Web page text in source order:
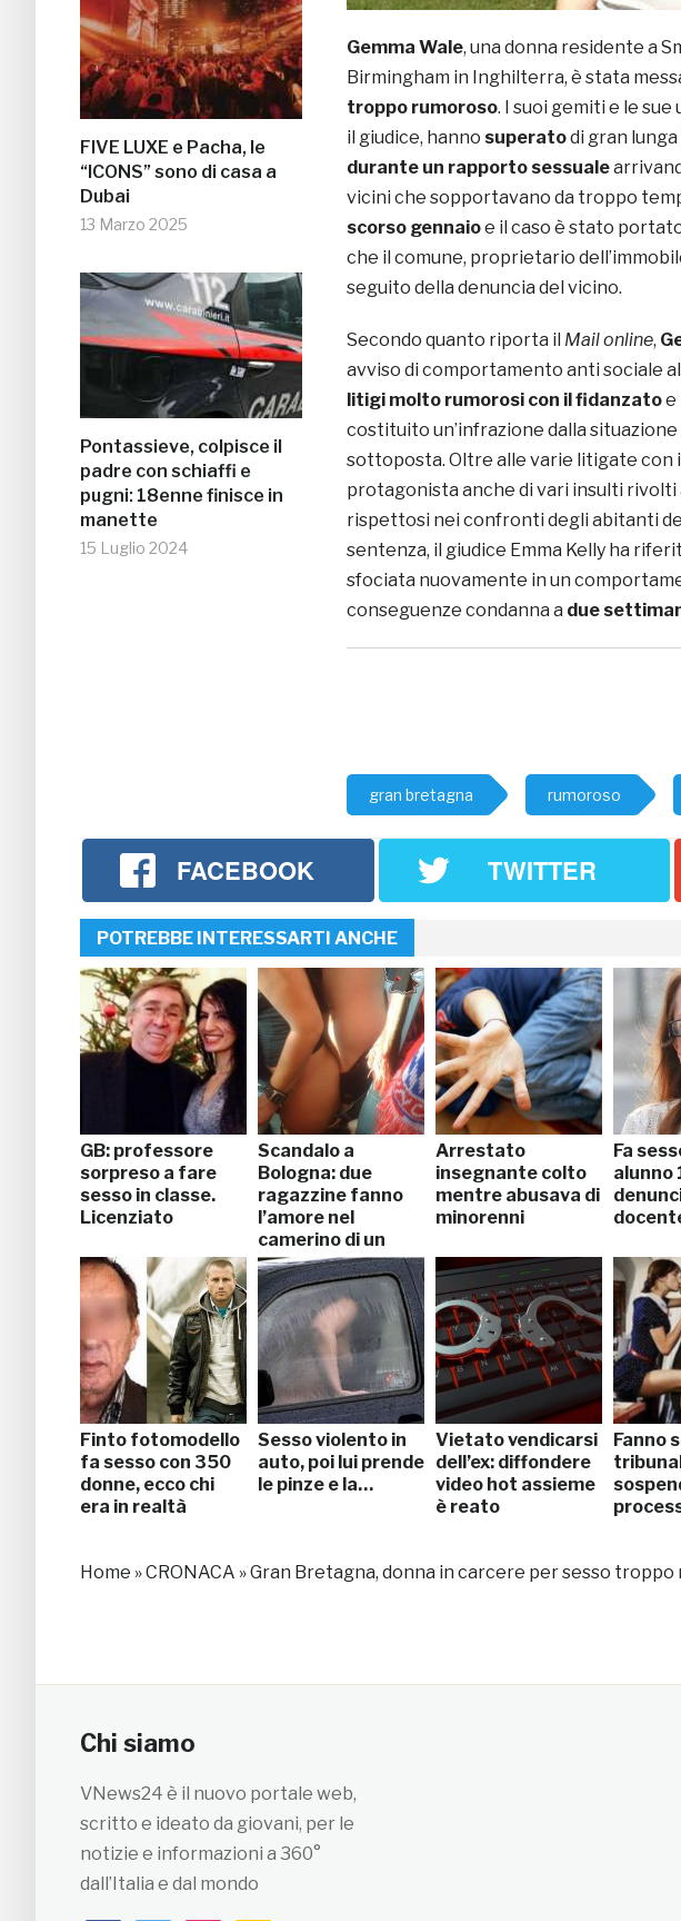
FIVE LUXE e Pacha, le
“ICONS” sono di casa a
Dubai
13 Marzo 2025
Pontassieve, colpisce il
padre con schiaffi e
pugni: 18enne finisce in
manette
15 Luglio 2024
Gemma Wale, una donna residente a
Birmingham in Inghilterra, è stata
troppo rumoroso. I suoi gemiti e le
il giudice, hanno superatodi gran lunga
durante un rapporto sessuale
vicini che sopportavano da troppo
scorso gennaioe il caso è stato
che il comune, proprietario
seguito della denuncia del vicino.
Secondo quanto riporta il Mail online,
avviso di comportamento anti sociale
litigi molto rumorosi con il fidanzatoe
costituito un’infrazione dalla
sottoposta. Oltre alle varie litigate con
protagonista anche di vari insulti
rispettosi nei confronti degli abitanti
sentenza, il giudice Emma Kelly ha
sfociata nuovamente in un
conseguenze condanna a due
gran bretagna rumoroso
FACEBOOK TWITTER
POTREBBE INTERESSARTI ANCHE
GB: professore
sorpreso a fare
sesso in classe.
Licenziato
Scandalo a
Bologna: due
ragazzine fanno
l’amore nel
camerino di un
negozio.
Arrestate (FOTO)
Arrestato
insegnante colto
mentre abusava di
minorenni
Fa
alunno
Finto fotomodello
fa sesso con 350
donne, ecco chi
era in realtà
Sesso violento in
auto, poi lui prende
le pinze e la…
Vietato vendicarsi
dell’ex: diffondere
video hot assieme
è reato
Fanno
Home »CRONACA »Gran Bretagna, donna in carcere per sesso troppo
Chi siamo
VNews24 è il nuovo portale web,
scritto e ideato da giovani, per le
notizie e informazioni a 360°
dall’Italia e dal mondo